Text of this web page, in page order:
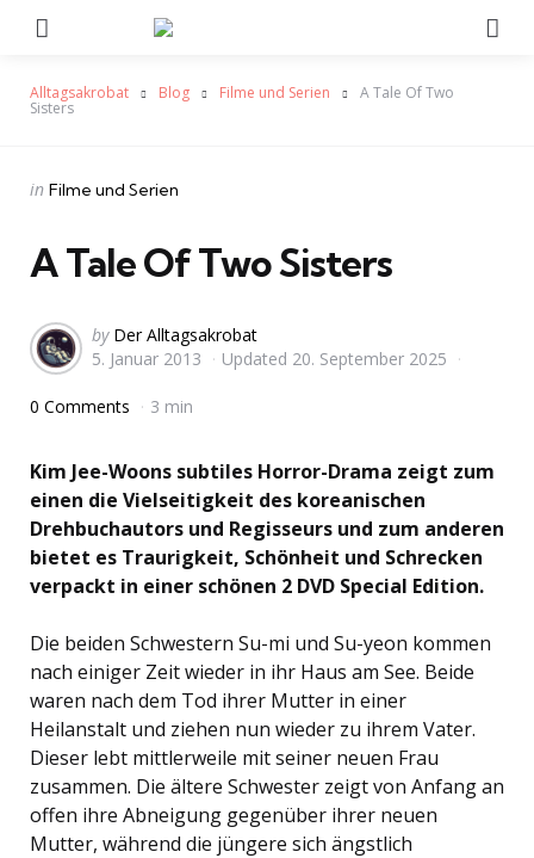
Alltagsakrobat Blog Filme und Serien A Tale Of Two
Sisters
Categories
Posted
in Filme und Serien
A Tale Of Two Sisters
Posted
by
by Der Alltagsakrobat
5. Januar 2013
Updated 20. September 2025
0 Comments 3 min
Kim Jee-Woons subtiles Horror-Drama zeigt zum
einen die Vielseitigkeit des koreanischen
Drehbuchautors und Regisseurs und zum anderen
bietet es Traurigkeit, Schönheit und Schrecken
verpackt in einer schönen 2 DVD Special Edition.
Die beiden Schwestern Su-mi und Su-yeon kommen
nach einiger Zeit wieder in ihr Haus am See. Beide
waren nach dem Tod ihrer Mutter in einer
Heilanstalt und ziehen nun wieder zu ihrem Vater.
Dieser lebt mittlerweile mit seiner neuen Frau
zusammen. Die ältere Schwester zeigt von Anfang an
offen ihre Abneigung gegenüber ihrer neuen
Mutter, während die jüngere sich ängstlich